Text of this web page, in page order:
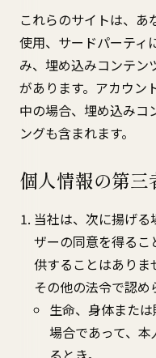
これらのサイトは、
使用、サードパーティ
み、埋め込みコンテン
があります。アカウン
中の場合、埋め込みコ
ングも含まれます。
個人情報の第三
当社は、次に揚げる
ザーの同意を得る
供することはあり
その他の法令で認め
生命、身体また
場合であって、